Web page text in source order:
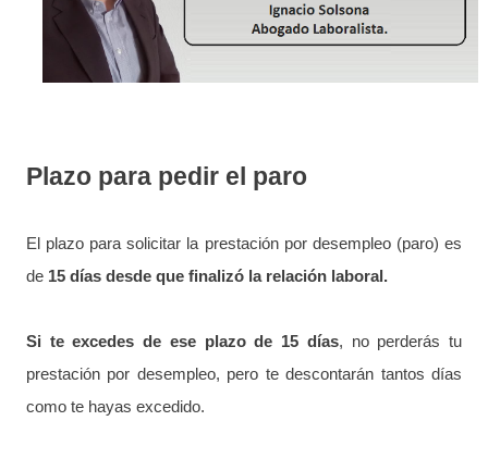
Plazo para pedir el paro
El plazo para solicitar la prestación por desempleo (paro) es
de 15 días desde que finalizó la relación laboral.
Si te excedes de ese plazo de 15 días, no perderás tu
prestación por desempleo, pero te descontarán tantos días
como te hayas excedido.